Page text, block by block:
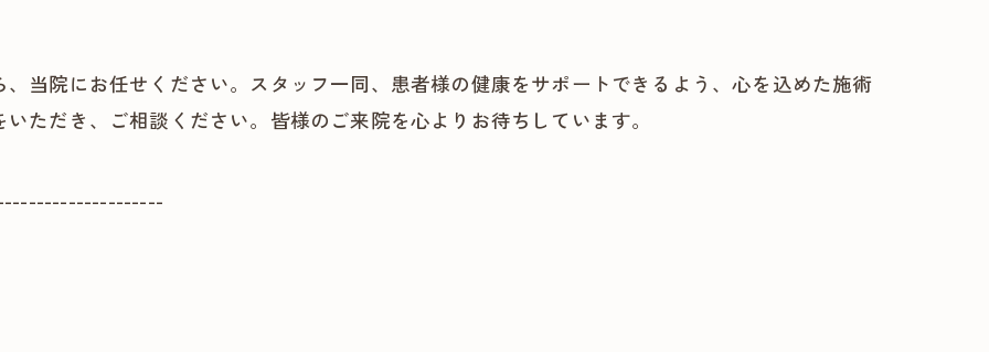
当院にお任せください。スタッフ一同、患者様の健康をサポートできるよう、心を込めた施術
ただき、ご相談ください。皆様のご来院を心よりお待ちしています。